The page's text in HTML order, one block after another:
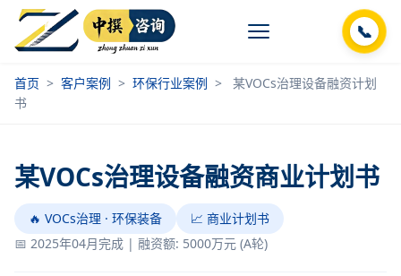
📞
首页 > 客户案例 > 环保行业案例 >
某VOCs治理设备融资计划
书
某VOCs治理设备融资商业计划书
🔥 VOCs治理 · 环保装备
📈 商业计划书
📅 2025年04月完成 | 融资额: 5000万元 (A轮)